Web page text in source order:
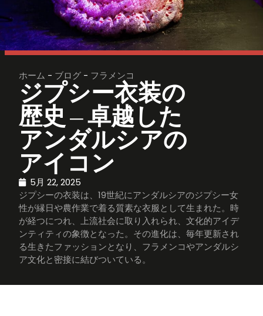
ホーム - ブログ - フラメンコ
ジプシー衣装の
歴史 – 卓越した
アンダルシアの
アイコン
5月 22, 2025
ジプシーの衣装は、19世紀にアンダルシアのジプシー女
性が縁日や農作業で着る質素な衣服として生まれた。時
が経つにつれ、上流社会に取り入れられ、文化的アイデ
ンティティの象徴となった。その進化は、毎年更新され
る生きたファッションとなり、フラメンコやアンダルシ
ア文化と密接に結びついている。